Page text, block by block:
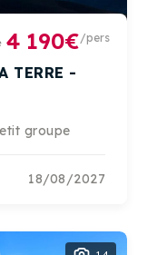
4 190€/pers
TERRE -
groupe
18/08/2027